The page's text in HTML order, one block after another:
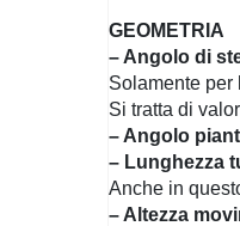
GEOMETRIA
– Angolo di
Solamente per
Si tratta di
– Angolo
– Lunghezza
Anche in
– Altezza